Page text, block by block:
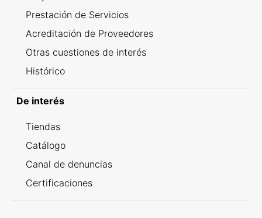
Prestación de Servicios
Acreditación de Proveedores
Otras cuestiones de interés
Histórico
De interés
Tiendas
Catálogo
Canal de denuncias
Certificaciones